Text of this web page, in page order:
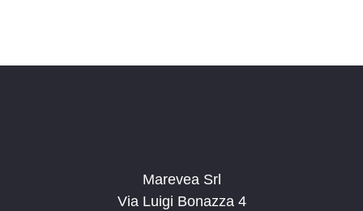
Marevea Srl
Via Luigi Bonazza 4